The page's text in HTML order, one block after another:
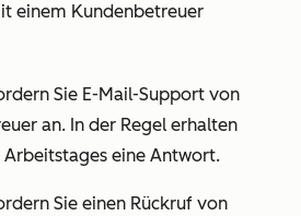
einem Kundenbetreuer
Sie E-Mail-Support von
an. In der Regel erhalten
Arbeitstages eine Antwort.
Sie einen Rückruf von